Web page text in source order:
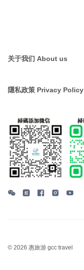
关于我们 About us
隱私政策 Privacy Policy
© 2026 惠旅游 gcc travel